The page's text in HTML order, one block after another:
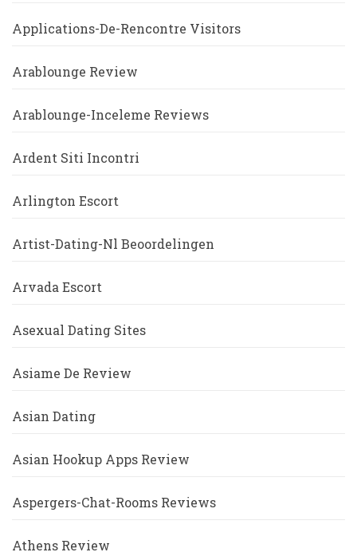
Applications-De-Rencontre Visitors
Arablounge Review
Arablounge-Inceleme Reviews
Ardent Siti Incontri
Arlington Escort
Artist-Dating-Nl Beoordelingen
Arvada Escort
Asexual Dating Sites
Asiame De Review
Asian Dating
Asian Hookup Apps Review
Aspergers-Chat-Rooms Reviews
Athens Review